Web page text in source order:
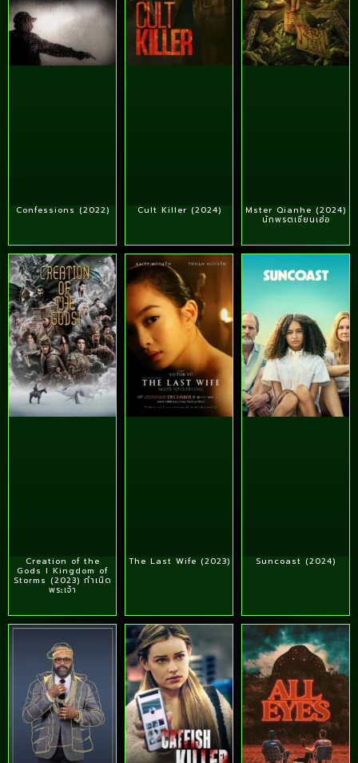
Confessions (2022) Cult Killer (2024)
Mster Qianhe (2024)
นักพรตเชียนเฮ่อ
Creation of the
Gods I Kingdom of
Storms (2023) กําเนิด
พระเจ้า
The Last Wife (2023) Suncoast (2024)